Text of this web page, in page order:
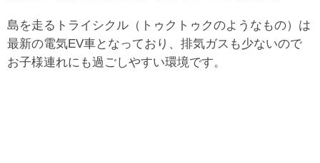
島を走るトライシクル（トゥクトゥクのようなもの）は
最新の電気EV車となっており、排気ガスも少ないので
お子様連れにも過ごしやすい環境です。